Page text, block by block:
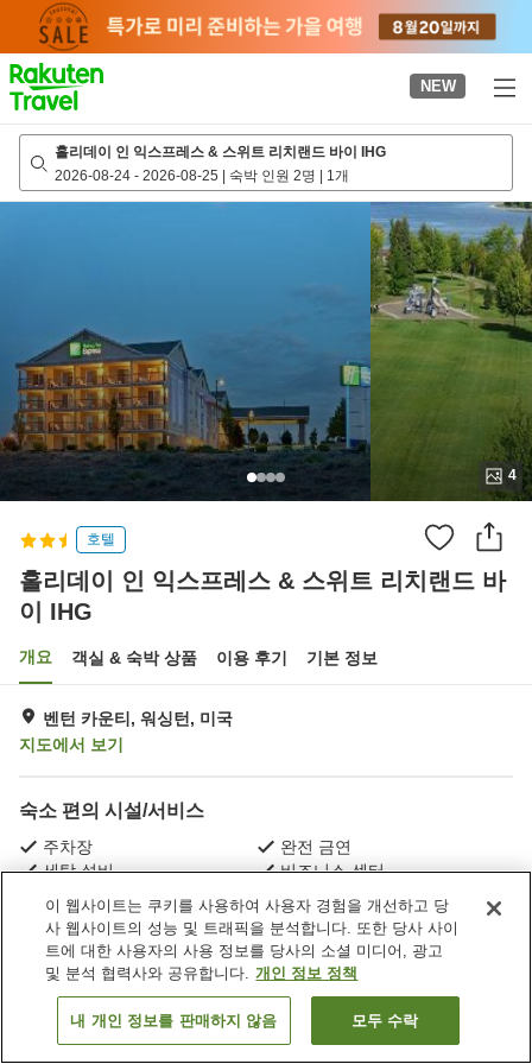
page
NEW
홀리데이 인 익스프레스 & 스위트 리치랜드 바이 IHG
2026-08-24 - 2026-08-25 | 숙박 인원 2명 | 1개
4
호텔
홀리데이 인 익스프레스 & 스위트 리치랜드 바
이 IHG
개요 객실 & 숙박 상품 이용 후기 기본 정보
벤턴 카운티, 워싱턴, 미국
지도에서 보기
숙소 편의 시설/서비스
주차장
완전 금연
세탁 설비
비즈니스 센터
미국 워싱턴
벤턴 카운티
홀리데이 인 익스프레스 & 스위트 리치랜드 바이 IHG
객실 보기
이 웹사이트는 쿠키를 사용하여 사용자 경험을 개선하고 당
사 웹사이트의 성능 및 트래픽을 분석합니다. 또한 당사 사이
트에 대한 사용자의 사용 정보를 당사의 소셜 미디어, 광고
및 분석 협력사와 공유합니다. 개인 정보 정책
내 개인 정보를 판매하지 않음 모두 수락